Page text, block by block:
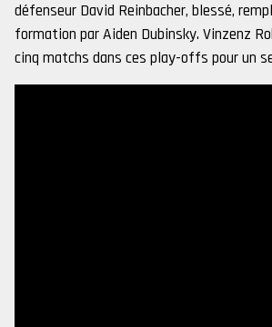
défenseur David Reinbacher, blessé,
formation par Aiden Dubinsky. Vinzenz
cinq matchs dans ces play-offs pour un